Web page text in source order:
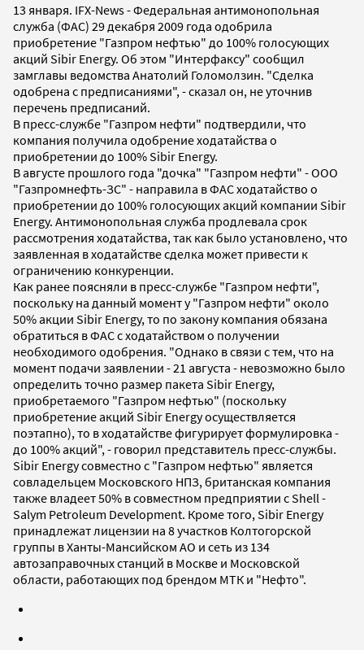
13 января. IFX-News - Федеральная антимонопольная
служба (ФАС) 29 декабря 2009 года одобрила
приобретение "Газпром нефтью" до 100% голосующих
акций Sibir Energy. Об этом "Интерфаксу" сообщил
замглавы ведомства Анатолий Голомолзин. "Сделка
одобрена с предписаниями", - сказал он, не уточнив
перечень предписаний.
В пресс-службе "Газпром нефти" подтвердили, что
компания получила одобрение ходатайства о
приобретении до 100% Sibir Energy.
В августе прошлого года "дочка" "Газпром нефти" - ООО
"Газпромнефть-ЗС" - направила в ФАС ходатайство о
приобретении до 100% голосующих акций компании Sibir
Energy. Антимонопольная служба продлевала срок
рассмотрения ходатайства, так как было установлено, что
заявленная в ходатайстве сделка может привести к
ограничению конкуренции.
Как ранее поясняли в пресс-службе "Газпром нефти",
поскольку на данный момент у "Газпром нефти" около
50% акции Sibir Energy, то по закону компания обязана
обратиться в ФАС с ходатайством о получении
необходимого одобрения. "Однако в связи с тем, что на
момент подачи заявлении - 21 августа - невозможно было
определить точно размер пакета Sibir Energy,
приобретаемого "Газпром нефтью" (поскольку
приобретение акций Sibir Energy осуществляется
поэтапно), то в ходатайстве фигурирует формулировка -
до 100% акций", - говорил представитель пресс-службы.
Sibir Energy совместно с "Газпром нефтью" является
совладельцем Московского НПЗ, британская компания
также владеет 50% в совместном предприятии с Shell -
Salym Petroleum Development. Кроме того, Sibir Energy
принадлежат лицензии на 8 участков Колтогорской
группы в Ханты-Мансийском АО и сеть из 134
автозаправочных станций в Москве и Московской
области, работающих под брендом МТК и "Нефто".